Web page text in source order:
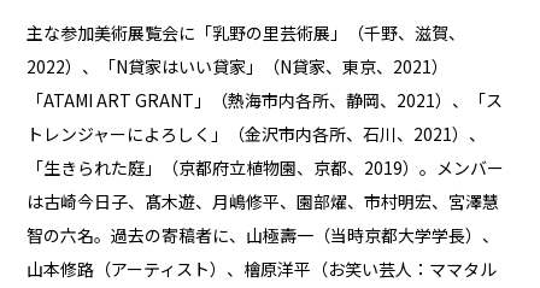
主な参加美術展覧会に「乳野の里芸術展」（千野、滋賀、
2022）、「N貸家はいい貸家」（N貸家、東京、2021）
「ATAMI ART GRANT」（熱海市内各所、静岡、2021）、「ス
トレンジャーによろしく」（金沢市内各所、石川、2021）、
「生きられた庭」（京都府立植物園、京都、2019）。メンバー
は古崎今日子、髙木遊、月嶋修平、園部燿、市村明宏、宮澤慧
智の六名。過去の寄稿者に、山極壽一（当時京都大学学長）、
山本修路（アーティスト）、檜原洋平（お笑い芸人：ママタル